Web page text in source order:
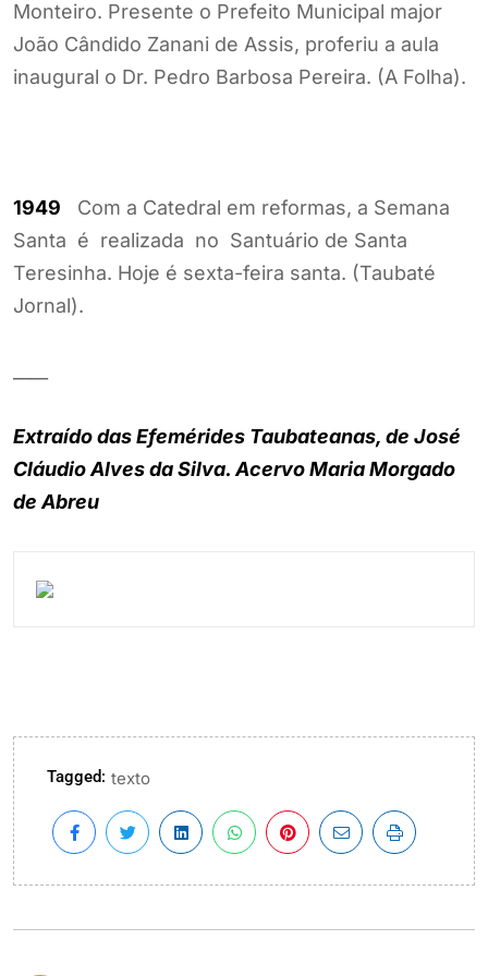
Monteiro. Presente o Prefeito Municipal major
João Cândido Zanani de Assis, proferiu a aula
inaugural o Dr. Pedro Barbosa Pereira. (A Folha).
1949 Com a Catedral em reformas, a Semana
Santa é realizada no Santuário de Santa
Teresinha. Hoje é sexta-feira santa. (Taubaté
Jornal).
Extraído das Efemérides Taubateanas, de José
Cláudio Alves da Silva. Acervo Maria Morgado
de Abreu
Tagged: texto